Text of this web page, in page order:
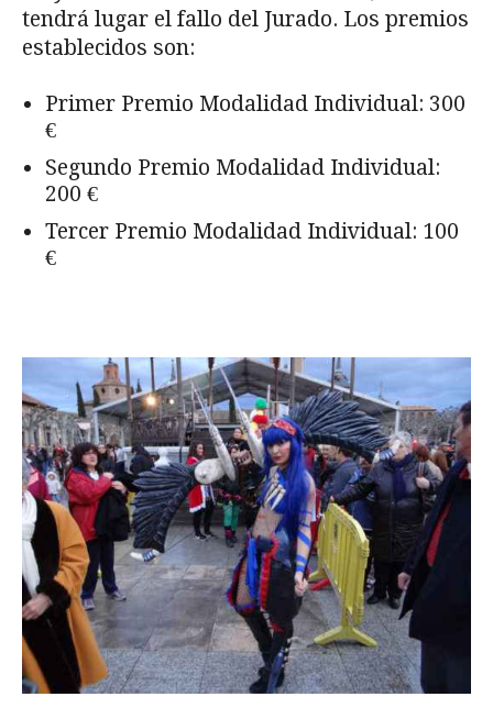
tendrá lugar el fallo del Jurado. Los premios
establecidos son:
Primer Premio Modalidad Individual: 300
€
Segundo Premio Modalidad Individual:
200 €
Tercer Premio Modalidad Individual: 100
€